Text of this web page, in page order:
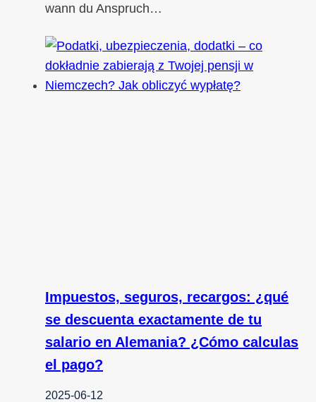
wann du Anspruch…
Impuestos, seguros, recargos: ¿qué
se descuenta exactamente de tu
salario en Alemania? ¿Cómo calculas
el pago?
2025-06-12